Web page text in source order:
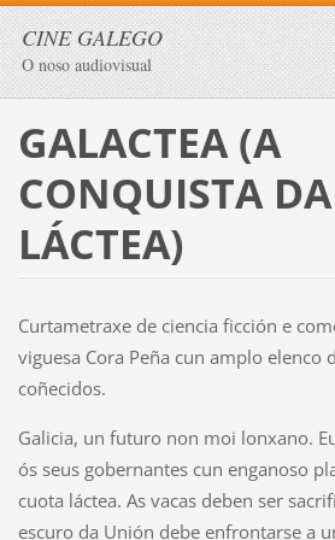
CINE GALEGO
O noso audiovisual
GALACTEA (A
CONQUISTA
LÁCTEA)
Curtametraxe de ciencia ficción e
viguesa Cora Peña cun amplo elenco
coñecidos.
Galicia, un futuro non moi lonxano.
ós seus gobernantes cun enganoso
cuota láctea. As vacas deben ser
escuro da Unión debe enfrontarse a